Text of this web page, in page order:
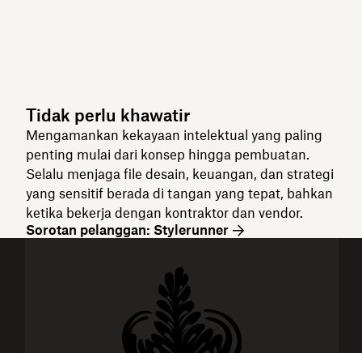
Tidak perlu khawatir
Mengamankan kekayaan intelektual yang paling
penting mulai dari konsep hingga pembuatan.
Selalu menjaga file desain, keuangan, dan strategi
yang sensitif berada di tangan yang tepat, bahkan
ketika bekerja dengan kontraktor dan vendor.
Sorotan pelanggan: Stylerunner